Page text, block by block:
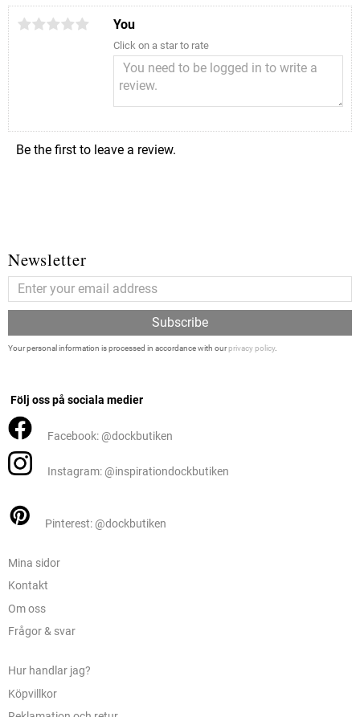
You
Click on a star to rate
Be the first to leave a review.
Newsletter
Subscribe
Your personal information is processed in accordance with ourprivacy policy.
Följ oss på sociala medier
Facebook: @dockbutiken
Instagram: @inspirationdockbutiken
Pinterest: @dockbutiken
Mina sidor
Kontakt
Om oss
Frågor & svar
Hur handlar jag?
Köpvillkor